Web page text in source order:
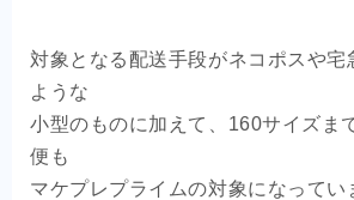
対象となる配送手段がネコポスや宅
ような
小型のものに加えて、160サイズま
便も
マケプレプライムの対象になってい